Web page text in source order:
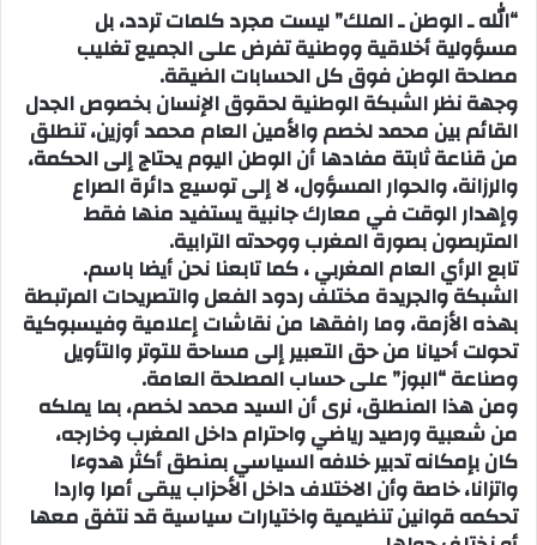
“الله ـ الوطن ـ الملك” ليست مجرد كلمات تردد، بل
مسؤولية أخلاقية ووطنية تفرض على الجميع تغليب
مصلحة الوطن فوق كل الحسابات الضيقة.
وجهة نظر الشبكة الوطنية لحقوق الإنسان بخصوص الجدل
القائم بين محمد لخصم والأمين العام محمد أوزين، تنطلق
من قناعة ثابتة مفادها أن الوطن اليوم يحتاج إلى الحكمة،
والرزانة، والحوار المسؤول، لا إلى توسيع دائرة الصراع
وإهدار الوقت في معارك جانبية يستفيد منها فقط
المتربصون بصورة المغرب ووحدته الترابية.
تابع الرأي العام المغربي ، كما تابعنا نحن أيضا باسم.
الشبكة والجريدة مختلف ردود الفعل والتصريحات المرتبطة
بهذه الأزمة، وما رافقها من نقاشات إعلامية وفيسبوكية
تحولت أحيانا من حق التعبير إلى مساحة للتوتر والتأويل
وصناعة “البوز” على حساب المصلحة العامة.
ومن هذا المنطلق، نرى أن السيد محمد لخصم، بما يملكه
من شعبية ورصيد رياضي واحترام داخل المغرب وخارجه،
كان بإمكانه تدبير خلافه السياسي بمنطق أكثر هدوءا
واتزانا، خاصة وأن الاختلاف داخل الأحزاب يبقى أمرا واردا
تحكمه قوانين تنظيمية واختيارات سياسية قد نتفق معها